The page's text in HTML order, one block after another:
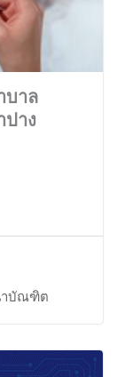
บาล
าง
าบัณฑิต